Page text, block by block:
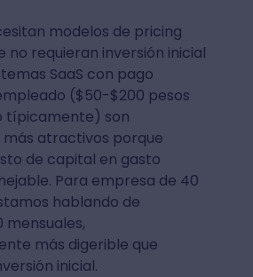
modelos de pricing
no requieran inversión inicial
SaaS con pago
($50-$200 pesos
típicamente) son
atractivos porque
de capital en gasto
Para empresa de 40
hablando de
mensuales,
más digerible que
inicial.